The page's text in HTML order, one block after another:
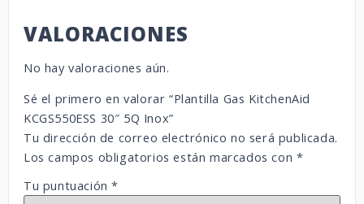
VALORACIONES
No hay valoraciones aún.
Sé el primero en valorar “Plantilla Gas KitchenAid
KCGS550ESS 30″ 5Q Inox”
Tu dirección de correo electrónico no será publicada.
Los campos obligatorios están marcados con *
Tu puntuación*